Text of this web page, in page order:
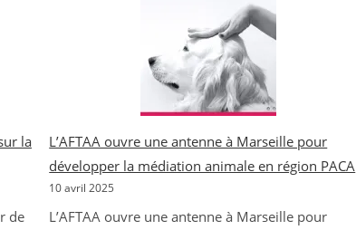
la
de
L’AFTAA ouvre une antenne à Marseille pour
développer la médiation animale en région PACA
10 avril 2025
L’AFTAA ouvre une antenne à Marseille pour